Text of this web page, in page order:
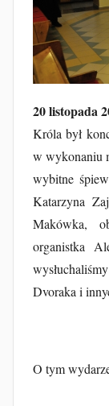
20 listopada
Króla był
w wykonaniu
wybitne
Katarzyna
Makówka,
organistka
Dvoraka i
O tym